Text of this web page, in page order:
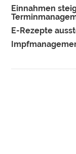
Einnahmen
E-Rezepte